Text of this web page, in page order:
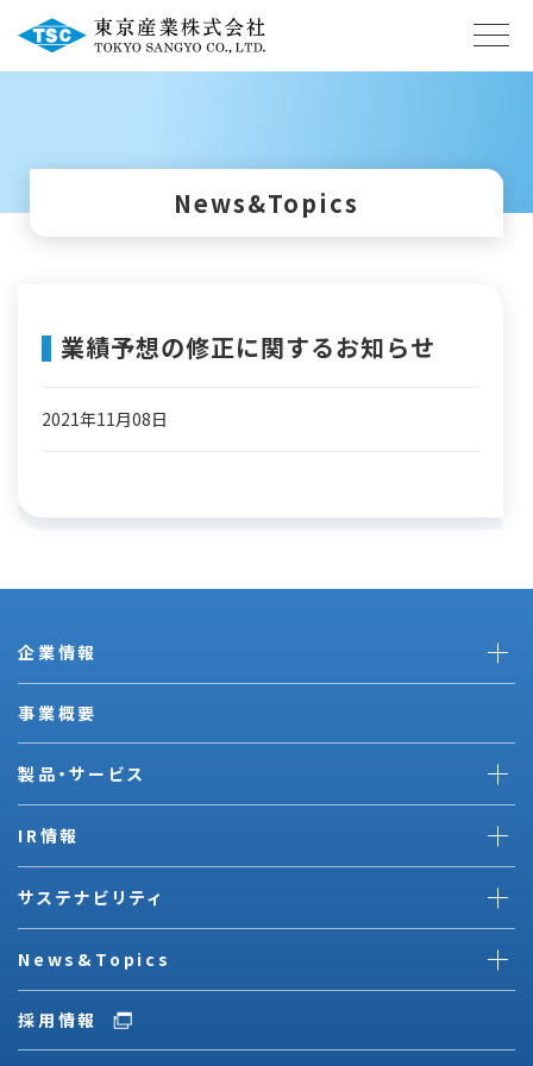
News&Topics
業績予想の修正に関するお知らせ
2021年11月08日
企業情報
事業概要
製品・サービス
IR情報
サステナビリティ
News&Topics
採用情報